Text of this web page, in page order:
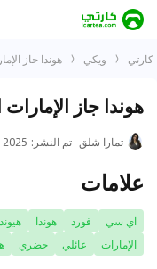
كارتي ويكي هوندا جاز
هوندا جاز
تمارا شلق تم النشر :
2025-10-22
علامات
اي سي فورد هوندا
الإمارات
عائلي حضري